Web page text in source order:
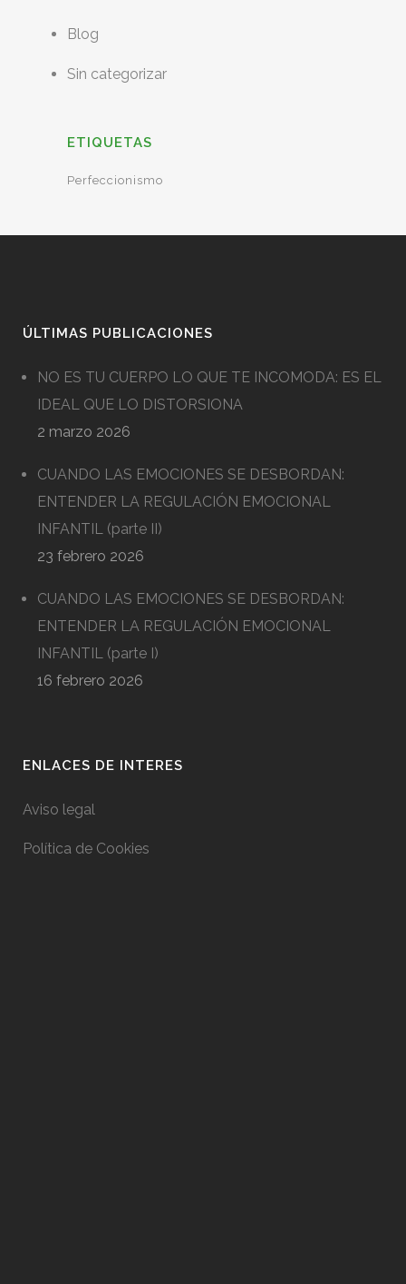
Blog
Sin categorizar
ETIQUETAS
Perfeccionismo
ÚLTIMAS PUBLICACIONES
NO ES TU CUERPO LO QUE TE INCOMODA: ES EL
IDEAL QUE LO DISTORSIONA
2 marzo 2026
CUANDO LAS EMOCIONES SE DESBORDAN:
ENTENDER LA REGULACIÓN EMOCIONAL
INFANTIL (parte II)
23 febrero 2026
CUANDO LAS EMOCIONES SE DESBORDAN:
ENTENDER LA REGULACIÓN EMOCIONAL
INFANTIL (parte I)
16 febrero 2026
ENLACES DE INTERES
Aviso legal
Política de Cookies